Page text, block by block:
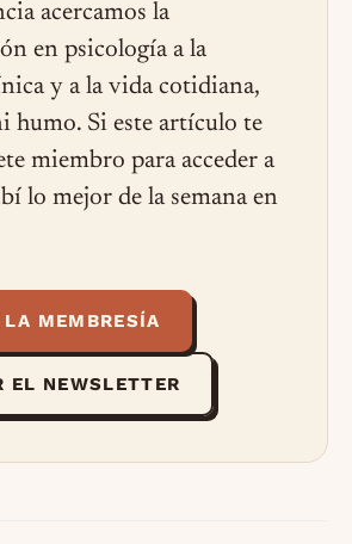
acercamos la
en psicología a la
y a la vida cotidiana,
humo. Si este artículo te
miembro para acceder a
lo mejor de la semana en
LA MEMBRESÍA
EL NEWSLETTER